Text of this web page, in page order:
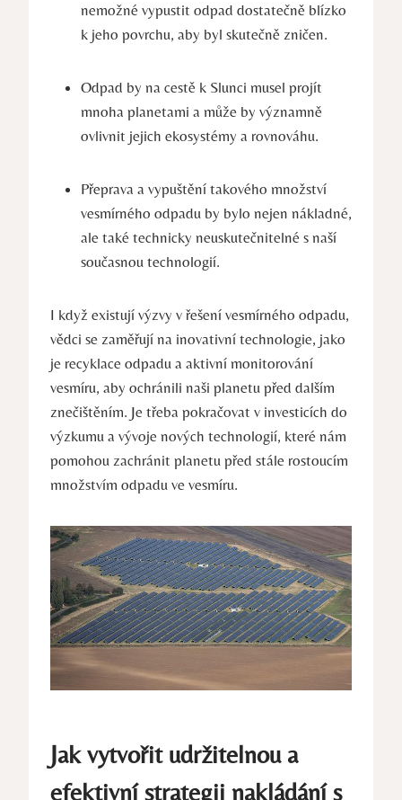
nemožné vypustit odpad dostatečně blízko
k jeho povrchu, aby byl skutečně zničen.
Odpad by na cestě k Slunci musel projít
mnoha planetami a může by významně
ovlivnit jejich ekosystémy a rovnováhu.
Přeprava a vypuštění takového množství
vesmírného odpadu by bylo nejen nákladné,
ale také technicky neuskutečnitelné s naší
současnou technologií.
I když existují výzvy v řešení vesmírného odpadu,
vědci se zaměřují na inovativní technologie, jako
je recyklace odpadu a aktivní monitorování
vesmíru, aby ochránili naši planetu před dalším
znečištěním. Je třeba pokračovat v investicích do
výzkumu a vývoje nových technologií, které nám
pomohou zachránit planetu před stále rostoucím
množstvím odpadu ve vesmíru.
Jak vytvořit udržitelnou a
efektivní strategii nakládání s